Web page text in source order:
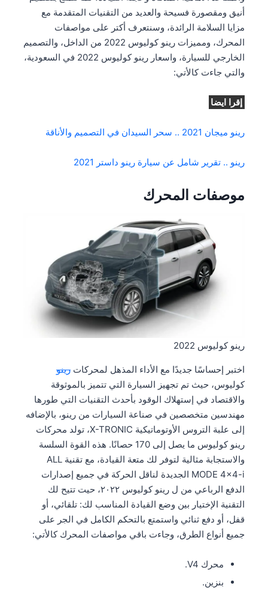
أنيق ومقصورة فسيحة والعديد من التقنيات المتقدمة مع
مزايا السلامة الرائدة، وسنتعرف أكتر على مواصفات
المحرك، ومميزات رينو كوليوس 2022 من الداخل، والتصميم
الخارجي للسيارة، واسعار رينو كوليوس 2022 في السعودية،
والتي جاءت كالأتي:
إقرا ايضا
رينو ميجان 2021 .. سحر السيدان في التصميم والأناقة
رينو .. تقرير شامل عن سيارة رينو داستر 2021
موصفات المحرك
رينو كوليوس 2022
اختبر إحساسًا جديدًا مع الأداء المذهل لمحركات رينو
كوليوس، حيث تم تجهيز السيارة التي تتميز بالموثوقة
والاقتصاد في إستهلاك الوقود بأحدث التقنيات التي طورها
مهندسين متخصصين في صناعة السيارات من رينو، بالإضافه
إلى علبة التروس الأوتوماتيكية X-TRONIC، تولد محركات
رينو كوليوس ما يصل إلى 170 حصانًا. هذه القوة السلسة
والاستجابة مثالية لتوفر لك متعة القيادة، مع تقنية ALL
MODE 4×4-i الجديدة لناقل الحركة في جميع إصدارات
الدفع الرباعي من ل رينو كوليوس ٢٠٢٢، حيت تتيح لك
التقنية الإختيار بين وضع القيادة المناسب لك: تلقائي، أو
قفل، أو دفع ثنائي واستمتع بالتحكم الكامل في الجر على
جميع أنواع الطرق، وجاءت باقي مواصفات المحرك كالأتي:
محرك V4.
بنزين.